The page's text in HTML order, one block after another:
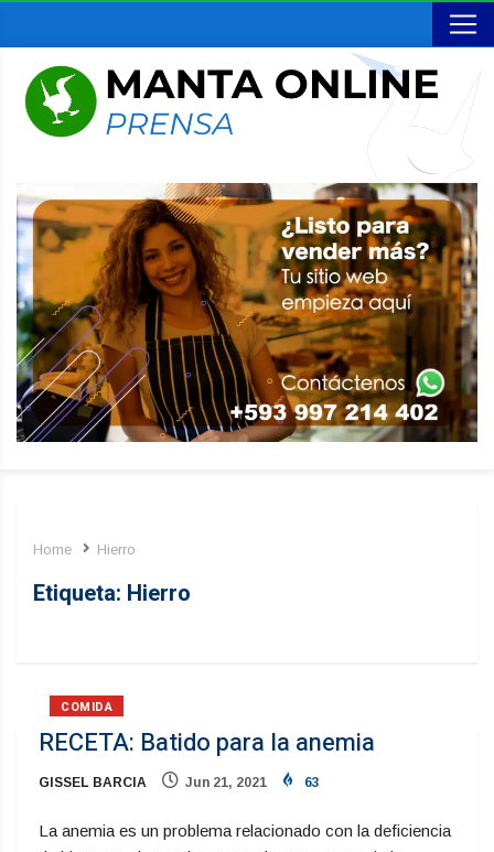
Home Hierro
Etiqueta: Hierro
COMIDA
RECETA: Batido para la anemia
GISSEL BARCIA Jun 21, 2021 63
La anemia es un problema relacionado con la deficiencia